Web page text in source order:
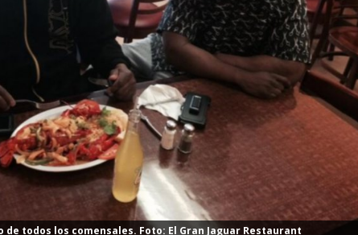
de todos los comensales. Foto: El Gran Jaguar Restaurant